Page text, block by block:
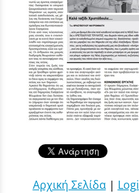
Αρχική Σελίδα|